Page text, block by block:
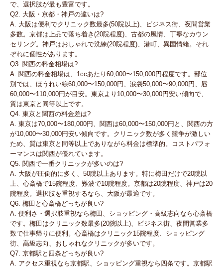
で、選択肢が最も豊富です。
Q2. 大阪・京都・神戸の違いは?
A. 大阪は便利でクリニック数最多(50院以上)、ビジネス街、夜間営業
多数。京都は上品で落ち着き(20院程度)、古都の風情、丁寧なカウン
セリング。神戸はおしゃれで洗練(20院程度)、港町、異国情緒。それ
ぞれに個性があります。
Q3. 関西の料金相場は?
A. 関西の料金相場は、1ccあたり60,000〜150,000円程度です。部位
別では、ほうれい線60,000〜150,000円、涙袋50,000〜90,000円、唇
60,000〜110,000円が目安。東京より10,000〜30,000円安い傾向で、
質は東京と同等以上です。
Q4. 東京と関西の料金差は?
A. 東京は70,000〜180,000円、関西は60,000〜150,000円と、関西の方
が10,000〜30,000円安い傾向です。クリニック数が多く競争が激しい
ため、質は東京と同等以上でありながら料金は標準的。コストパフォ
ーマンスは関西が優れています。
Q5. 関西で一番クリニックが多いのは?
A. 大阪が圧倒的に多く、50院以上あります。特に梅田だけで20院以
上、心斎橋で15院程度、難波で10院程度。京都は20院程度、神戸は20
院程度。選択肢を重視するなら、大阪が最適です。
Q6. 梅田と心斎橋どっちが良い?
A. 便利さ・選択肢重視なら梅田、ショッピング・高級志向なら心斎橋
です。梅田はクリニック数最多(20院以上)、ビジネス街、夜間営業多
数で仕事帰りに便利。心斎橋はクリニック15院程度、ショッピング
街、高級志向、おしゃれなクリニックが多いです。
Q7. 京都駅と四条どっちが良い?
A. アクセス重視なら京都駅、ショッピング重視なら四条です。京都駅